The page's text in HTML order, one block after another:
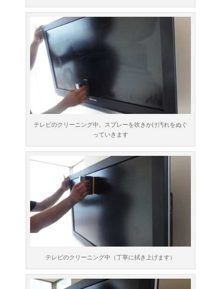
テレビのクリーニング中。スプレーを吹きかけ汚れをぬぐ
っていきます
テレビのクリーニング中（丁寧に拭き上げます）